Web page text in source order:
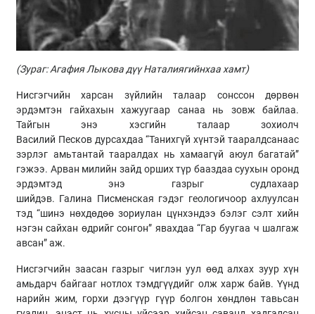
(Зураг:АгафияЛыкова дүү Наталиягийнхаа хамт)
Нисгэгчийн харсан зүйлийн талаар сонссон дөрвөн
эрдэмтэн гайхахын хажуугаар санаа нь зовж байлаа.
Тайгын энэ хэсгийн талаар зохиолч
Василий Песковдурсахдаа “Танихгүй хүнтэй тааралдсанаас
зэрлэг амьтантай тааралдах нь хамаагүй аюул багатай”
гэжээ. Арван милийн зайд орших түр бааздаа суухын оронд
эрдэмтэд энэ газрыг судлахаар
шийдэв. Галина Писменская гэдэг геологичоор ахлуулсан
тэд “шинэ нөхдөдөө зориулан цүнхэндээ бэлэг сэлт хийн
нэгэн сайхан өдрийг сонгон” явахдаа “Гар буугаа ч шалгаж
авсан” аж.
Нисгэгчийн заасан газрыг чиглэн уул өөд алхах зуур хүн
амьдарч байгааг нотлох тэмдгүүдийг олж харж байв. Үүнд
нарийнжим, горхи дээгүүр гүүр болгон хөндлөн тавьсан